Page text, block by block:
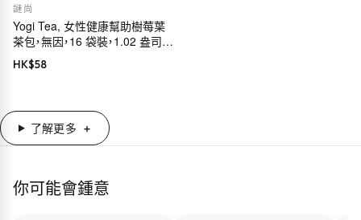
謎尚
Yogi Tea, 女性健康幫助樹莓葉
茶包，無因，16 袋裝，1.02 盎司
（29 克）
HK$58
了解更多
你可能會鍾意